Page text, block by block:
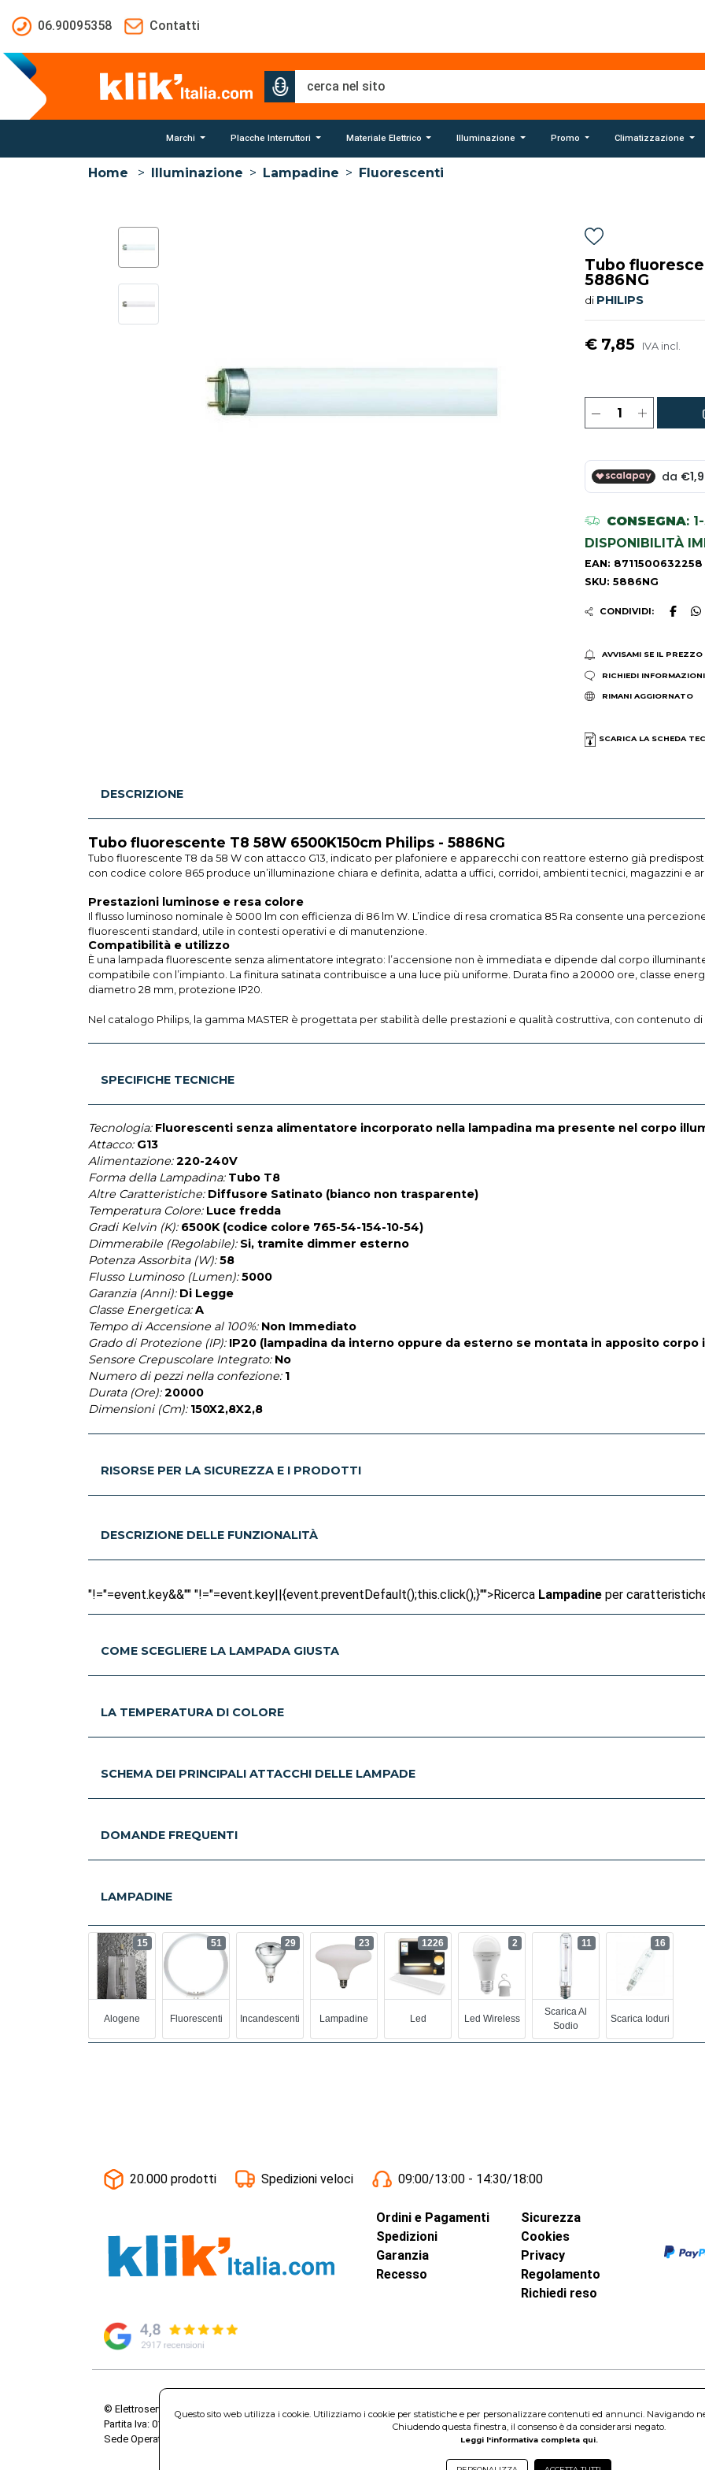
06.90095358
Contatti
Marchi Placche Interruttori Materiale Elettrico Illuminazione Promo Climatizzazione
Home > Illuminazione > Lampadine > Fluorescenti
Tubo
5886NG
di PHILIPS
€ 7,85 IVA incl.
CONSEGNA:
DISPONIBILITÀ
EAN: 8711500632258
SKU: 5886NG
CONDIVIDI:
AVVISAMI SE IL PREZZO
RICHIEDI INFORMAZIONI
RIMANI AGGIORNATO
SCARICA LA SCHEDA
DESCRIZIONE
Tubo fluorescente T8 58W 6500K150cm Philips - 5886NG
Tubo fluorescente T8 da 58 W con attacco G13, indicato per plafoniere e apparecchi con reattore esterno già
con codice colore 865 produce un’illuminazione chiara e definita, adatta a uffici, corridoi, ambienti tecnici, magazzini e
Prestazioni luminose e resa colore
Il flusso luminoso nominale è 5000 lm con efficienza di 86 lm W. L’indice di resa cromatica 85 Ra consente una
fluorescenti standard, utile in contesti operativi e di manutenzione.
Compatibilità e utilizzo
È una lampada fluorescente senza alimentatore integrato: l’accensione non è immediata e dipende dal corpo
compatibile con l’impianto. La finitura satinata contribuisce a una luce più uniforme. Durata fino a 20000 ore, classe
diametro 28 mm, protezione IP20.
Nel catalogo Philips, la gamma MASTER è progettata per stabilità delle prestazioni e qualità costruttiva, con contenuto
SPECIFICHE TECNICHE
Tecnologia: Fluorescenti senza alimentatore incorporato nella lampadina ma presente nel corpo
Attacco: G13
Alimentazione: 220-240V
Forma della Lampadina: Tubo T8
Altre Caratteristiche: Diffusore Satinato (bianco non trasparente)
Temperatura Colore: Luce fredda
Gradi Kelvin (K): 6500K (codice colore 765-54-154-10-54)
Dimmerabile (Regolabile): Si, tramite dimmer esterno
Potenza Assorbita (W): 58
Flusso Luminoso (Lumen): 5000
Garanzia (Anni): Di Legge
Classe Energetica: A
Tempo di Accensione al 100%: Non Immediato
Grado di Protezione (IP): IP20 (lampadina da interno oppure da esterno se montata in apposito corpo
Sensore Crepuscolare Integrato: No
Numero di pezzi nella confezione: 1
Durata (Ore): 20000
Dimensioni (Cm): 150X2,8X2,8
RISORSE PER LA SICUREZZA E I PRODOTTI
DESCRIZIONE DELLE FUNZIONALITÀ
"!="=event.key&&"" "!="=event.key||{event.preventDefault();this.click();}"">Ricerca Lampadine per
COME SCEGLIERE LA LAMPADA GIUSTA
LA TEMPERATURA DI COLORE
SCHEMA DEI PRINCIPALI ATTACCHI DELLE LAMPADE
DOMANDE FREQUENTI
LAMPADINE
Alogene
15
Fluorescenti
51
Incandescenti
29
Lampadine
23
Led
1226
Led Wireless
2
Scarica Al
Sodio
11
Scarica Ioduri
16
20.000 prodotti Spedizioni veloci 09:00/13:00 - 14:30/18:00
Ordini e Pagamenti
Spedizioni
Garanzia
Recesso
Sicurezza
Cookies
Privacy
Regolamento
Richiedi reso
© Elettroservice Spa - Sede Legale: Via Leonardo da Vinci, 40 - 00015 Monterotondo Scalo (RM)
Partita Iva: 01586761007 - Codice Fiscale: 06634500588 Capitale Sociale 1.600.000,00 Euro i.v. Iscritto al Registro delle Imprese di
Sede Operativa: Via Leonardo da Vinci, 40 - 00015 Monterotondo Scalo (RM) - Telefono:06.90095358
Questo sito web utilizza i cookie. Utilizziamo i cookie per statistiche e per personalizzare contenuti ed annunci. Navigando
Chiudendo questa finestra, il consenso è da considerarsi negato.
Leggi l'informativa completa qui.